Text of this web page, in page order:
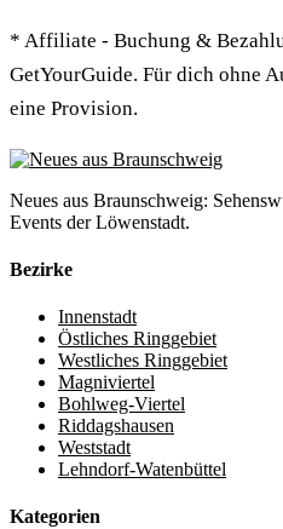
* Affiliate - Buchung &
GetYourGuide. Für dich ohne
eine Provision.
Neues aus Braunschweig:
Events der Löwenstadt.
Bezirke
Innenstadt
Östliches Ringgebiet
Westliches Ringgebiet
Magniviertel
Bohlweg-Viertel
Riddagshausen
Weststadt
Lehndorf-Watenbüttel
Kategorien